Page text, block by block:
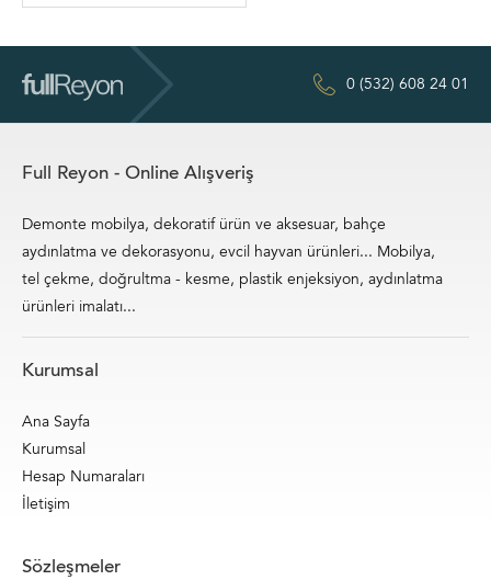
0 (532) 608 24 01
Full Reyon - Online Alışveriş
Demonte mobilya, dekoratif ürün ve aksesuar, bahçe
aydınlatma ve dekorasyonu, evcil hayvan ürünleri... Mobilya,
tel çekme, doğrultma - kesme, plastik enjeksiyon, aydınlatma
ürünleri imalatı...
Kurumsal
Ana Sayfa
Kurumsal
Hesap Numaraları
İletişim
Sözleşmeler